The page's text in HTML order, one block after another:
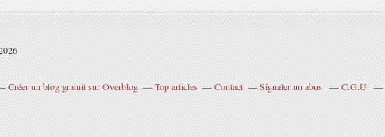
Créer un blog gratuit sur Overblog Top articles Contact Signaler un abus C.G.U.